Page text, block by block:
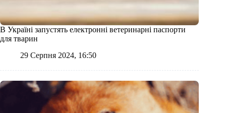
В Україні запустять електронні ветеринарні паспорти
для тварин
29 Серпня 2024, 16:50